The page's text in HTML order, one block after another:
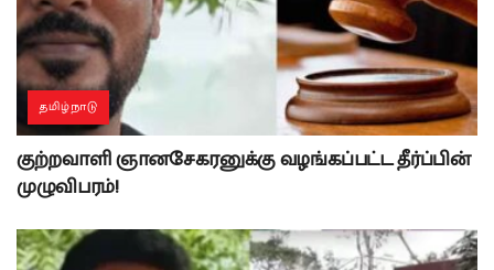
தமிழ்நாடு
குற்றவாளி ஞானசேகரனுக்கு வழங்கப்பட்ட தீர்ப்பின்
முழுவிபரம்!